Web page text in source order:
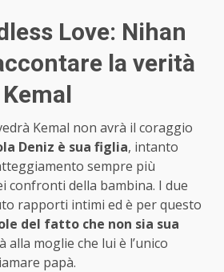
Love: Nihan
la verità
Kemal non avrà il coraggio
Deniz è sua figlia, intanto
sempre più
confronti della bambina. I due
rapporti intimi ed è per questo
del fatto che non sia sua
alla moglie che lui è l’unico
papà.